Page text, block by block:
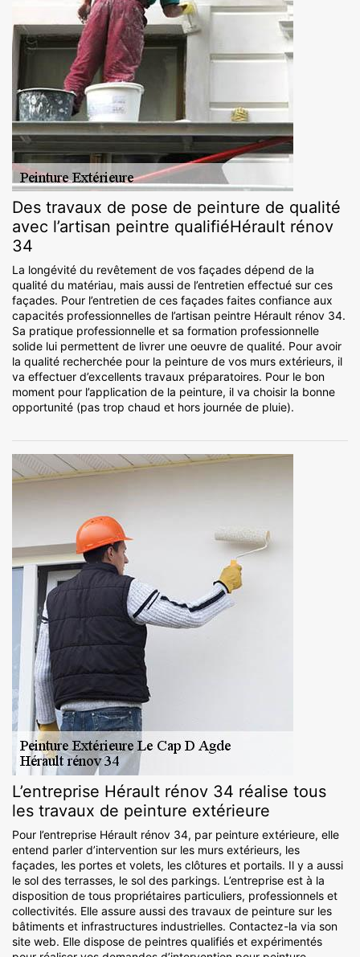
Des travaux de pose de peinture de qualité
avec l’artisan peintre qualifiéHérault rénov
34
La longévité du revêtement de vos façades dépend de la
qualité du matériau, mais aussi de l’entretien effectué sur ces
façades. Pour l’entretien de ces façades faites confiance aux
capacités professionnelles de l’artisan peintre Hérault rénov 34.
Sa pratique professionnelle et sa formation professionnelle
solide lui permettent de livrer une oeuvre de qualité. Pour avoir
la qualité recherchée pour la peinture de vos murs extérieurs, il
va effectuer d’excellents travaux préparatoires. Pour le bon
moment pour l’application de la peinture, il va choisir la bonne
opportunité (pas trop chaud et hors journée de pluie).
L’entreprise Hérault rénov 34 réalise tous
les travaux de peinture extérieure
Pour l’entreprise Hérault rénov 34, par peinture extérieure, elle
entend parler d’intervention sur les murs extérieurs, les
façades, les portes et volets, les clôtures et portails. Il y a aussi
le sol des terrasses, le sol des parkings. L’entreprise est à la
disposition de tous propriétaires particuliers, professionnels et
collectivités. Elle assure aussi des travaux de peinture sur les
bâtiments et infrastructures industrielles. Contactez-la via son
site web. Elle dispose de peintres qualifiés et expérimentés